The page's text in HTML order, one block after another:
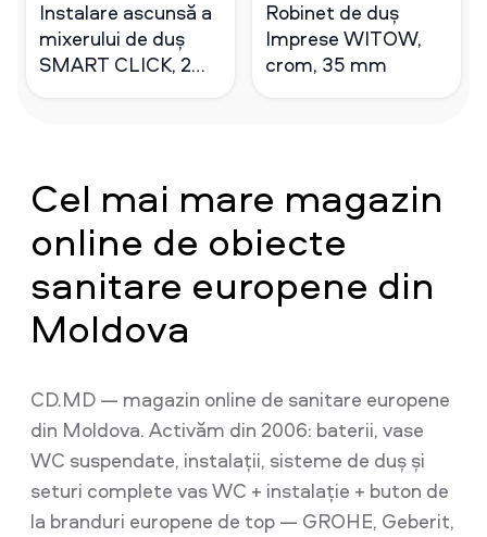
Instalare ascunsă a
mixerului de duș
SMART CLICK, 2
Robinet de duș
Imprese WITOW,
crom, 35 mm
Cel mai mare magazin
online de obiecte
sanitare europene din
Moldova
CD.MD — magazin online de sanitare europene
din Moldova. Activăm din 2006: baterii, vase
WC suspendate, instalații, sisteme de duș și
seturi complete vas WC + instalație + buton de
la branduri europene de top — GROHE, Geberit,